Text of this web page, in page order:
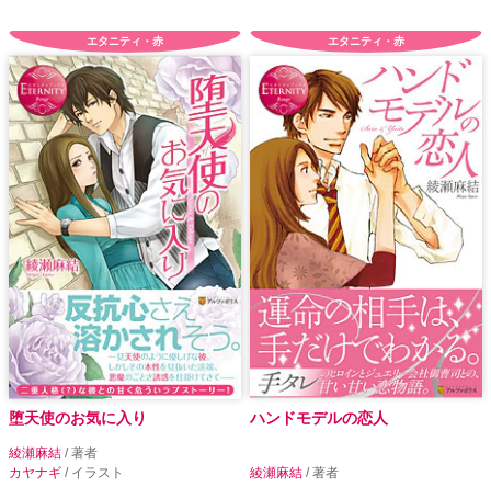
エタニティ・赤
堕天使のお気に入り
綾瀬麻結 / 著者
カヤナギ / イラスト
エタニティ・赤
ハンドモデルの恋人
綾瀬麻結 / 著者